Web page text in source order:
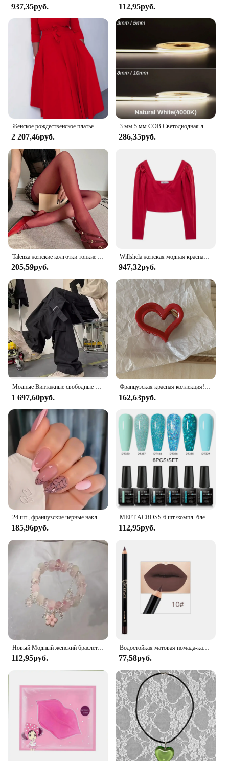
937,35руб. 112,95руб.
Женское рождественское платье больших размеров, красное осенне-зимнее платье с круглым вырезом и карманом, элегантные платья миди
2 207,46руб.
3 мм 5 мм COB Светодиодная лента 12 В 24 В с регулируемой яркостью Светодиодная лента ледяной синий желтый красный зеленый розовый белый для домашнего декора RA90 Светодиодная лента освещения
286,35руб.
Talenza женские колготки тонкие чулки колготки супер эластичные леггинсы большого размера красные женские сексуальные колготки весна осень зима
205,59руб.
Willshela женская модная красная укороченная футболка с открытой спиной винтажная шия с сердечком и длинными рукавами женская шикарная женская блузка
947,32руб.
1 697,60руб. 162,63руб.
185,96руб.
MEET ACROSS 6 шт./компл. блестящий красный, серебристый гель-лак для ногтей с блестками, полуперманентный УФ-набор для ногтей, базовое матовое верхнее покрытие для дизайна ногтей
112,95руб.
112,95руб.
Водостойкая матовая помада-карандаш для губ, 12 цветов
77,58руб.